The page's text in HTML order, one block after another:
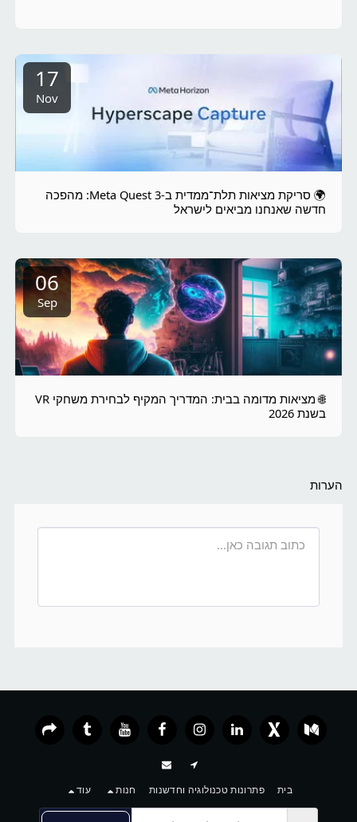
17
Nov
🌍 סריקת מציאות תלת־ממדית ב-Meta Quest 3: מהפכה
חדשה שאנחנו מביאים לישראל
06
Sep
🌐 מציאות מדומה בבית: המדריך המקיף לבחירת משחקי VR
בשנת 2026
הערות
בית פתרונות טכנולוגיה וחדשנות חנות עוד